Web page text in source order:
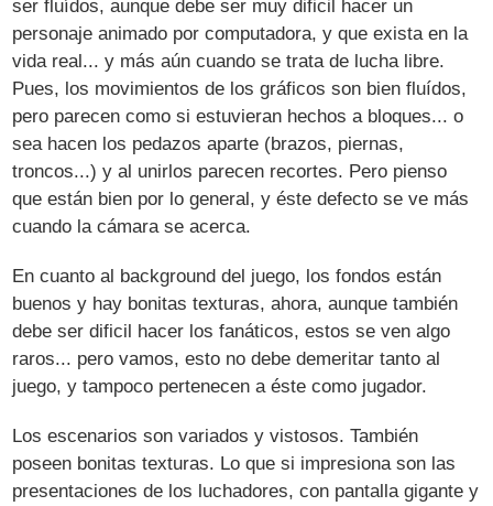
ser fluídos, aunque debe ser muy dificil hacer un
personaje animado por computadora, y que exista en la
vida real... y más aún cuando se trata de lucha libre.
Pues, los movimientos de los gráficos son bien fluídos,
pero parecen como si estuvieran hechos a bloques... o
sea hacen los pedazos aparte (brazos, piernas,
troncos...) y al unirlos parecen recortes. Pero pienso
que están bien por lo general, y éste defecto se ve más
cuando la cámara se acerca.
En cuanto al background del juego, los fondos están
buenos y hay bonitas texturas, ahora, aunque también
debe ser dificil hacer los fanáticos, estos se ven algo
raros... pero vamos, esto no debe demeritar tanto al
juego, y tampoco pertenecen a éste como jugador.
Los escenarios son variados y vistosos. También
poseen bonitas texturas. Lo que si impresiona son las
presentaciones de los luchadores, con pantalla gigante y